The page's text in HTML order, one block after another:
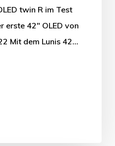
twin R im Test
erste 42" OLED von
Mit dem Lunis 42…